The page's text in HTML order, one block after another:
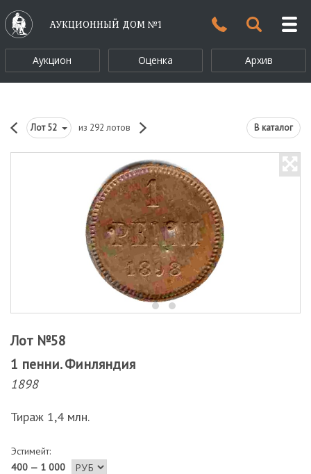
АУКЦИОННЫЙ ДОМ №1
Аукцион Оценка Архив
Лот52 из 292 лотов В каталог
Лот №58
1 пенни. Финляндия
1898
Тираж 1,4 млн.
Эстимейт:
400 — 1 000